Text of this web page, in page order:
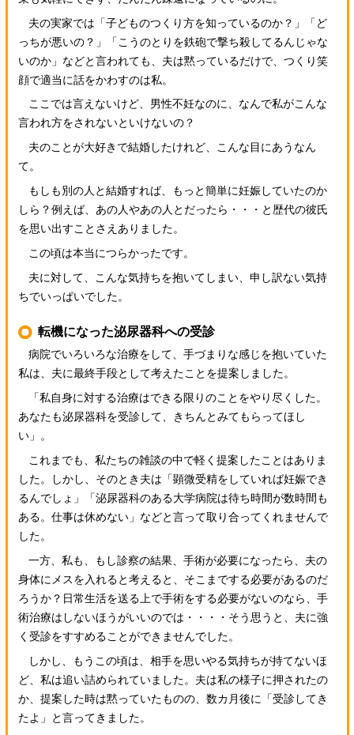
夫の実家では「子どものつくり方を知っているのか？」「ど
っちが悪いの？」「こうのとりを鉄砲で撃ち殺してるんじゃな
いのか」などと言われても、夫は黙っているだけで、つくり笑
顔で適当に話をかわすのは私。
ここでは言えないけど、男性不妊なのに、なんで私がこんな
言われ方をされないといけないの？
夫のことが大好きで結婚したけれど、こんな目にあうなん
て。
もしも別の人と結婚すれば、もっと簡単に妊娠していたのか
しら？例えば、あの人やあの人とだったら・・・と歴代の彼氏
を思い出すことさえありました。
この頃は本当につらかったです。
夫に対して、こんな気持ちを抱いてしまい、申し訳ない気持
ちでいっぱいでした。
転機になった泌尿器科への受診
病院でいろいろな治療をして、手づまりな感じを抱いていた
私は、夫に最終手段として考えたことを提案しました。
「私自身に対する治療はできる限りのことをやり尽くした。
あなたも泌尿器科を受診して、きちんとみてもらってほし
い」。
これまでも、私たちの雑談の中で軽く提案したことはありま
した。しかし、そのとき夫は「顕微受精をしていれば妊娠でき
るんでしょ」「泌尿器科のある大学病院は待ち時間が数時間も
ある。仕事は休めない」などと言って取り合ってくれませんで
した。
一方、私も、もし診察の結果、手術が必要になったら、夫の
身体にメスを入れると考えると、そこまでする必要があるのだ
ろうか？日常生活を送る上で手術をする必要がないのなら、手
術治療はしないほうがいいのでは・・・・そう思うと、夫に強
く受診をすすめることができませんでした。
しかし、もうこの頃は、相手を思いやる気持ちが持てないほ
ど、私は追い詰められていました。夫は私の様子に押されたの
か、提案した時は黙っていたものの、数カ月後に「受診してき
たよ」と言ってきました。